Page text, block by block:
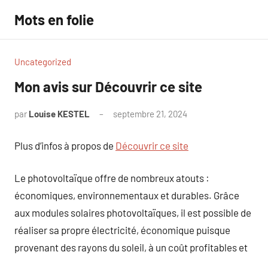
contenu
Mots en folie
Uncategorized
Mon avis sur Découvrir ce site
par Louise KESTEL septembre 21, 2024
Plus d’infos à propos de Découvrir ce site
Le photovoltaïque offre de nombreux atouts :
économiques, environnementaux et durables. Grâce
aux modules solaires photovoltaïques, il est possible de
réaliser sa propre électricité, économique puisque
provenant des rayons du soleil, à un coût profitables et